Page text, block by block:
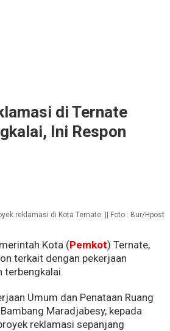
di Ternate
Ini Respon
reklamasi di Kota Ternate. || Foto : Bur/Hpost
Kota (Pemkot) Ternate,
terkait dengan pekerjaan
terbengkalai.
Umum dan Penataan Ruang
Maradjabesy, kepada
reklamasi sepanjang